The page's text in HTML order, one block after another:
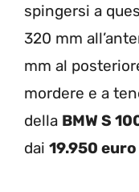
spingersi a
320 mm
mm al
mordere e a
della BMW S
dai 19.950 euro